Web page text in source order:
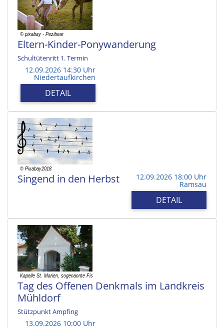
Eltern-Kinder-Ponywanderung
Schultütenritt 1. Termin
12.09.2026 14:30 Uhr
Niedertaufkirchen
DETAIL
Singend in den Herbst 12.09.2026 18:00 Uhr
Ramsau
DETAIL
Tag des Offenen Denkmals im Landkreis
Mühldorf
Stützpunkt Ampfing
13.09.2026 10:00 Uhr